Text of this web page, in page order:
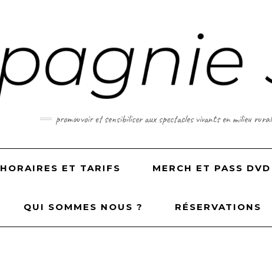
promouvoir et sensibiliser aux spectacles vivants en milieu rural
HORAIRES ET TARIFS MERCH ET PASS DVD
QUI SOMMES NOUS ? RÉSERVATIONS